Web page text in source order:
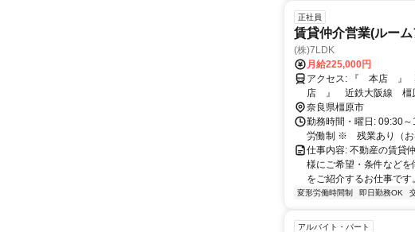
正社員
賃貸仲介営業(ルー
(株)7LDK
月給225,000円
アクセス: 『 本店 』 近鉄大阪線 大和八木駅 徒歩15 分 『 神宮前
店 』 近鉄大阪線 橿
奈良県橿原市
勤務時間・曜日: 09:30
労働制 ※ 残業あり（お
仕事内容: 不動産の賃貸
様にご希望・条件など
をご紹介するお仕事で
変形労働時間制 即日勤務OK
アルバイト・パート